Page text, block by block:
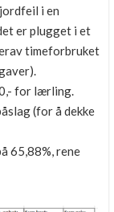
i en
er plugget i et
timeforbruket
for lærling.
(for å dekke
65,88%, rene